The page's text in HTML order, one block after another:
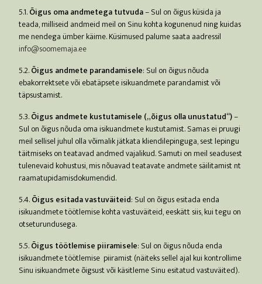
5.1.Õigus oma andmetega tutvuda– Sul on õigus küsida ja
teada, milliseid andmeid meil on Sinu kohta kogunenud ning kuidas
me nendega ümber käime. Küsimused palume saata aadressil
info@soomemaja.ee
5.2.Õigus andmete parandamisele: Sul on õigus nõuda
ebakorrektsete või ebatäpsete isikuandmete parandamist või
täpsustamist.
5.3.Õigus andmete kustutamisele („õigus olla unustatud“)–
Sul on õigus nõuda oma isikuandmete kustutamist. Samas ei pruugi
meil sellisel juhul olla võimalik jätkata kliendilepinguga, sest lepingu
täitmiseks on teatavad andmed vajalikud. Samuti on meil seadusest
tulenevaid kohustusi, mis nõuavad teatavate andmete säilitamist nt
raamatupidamisdokumendid.
5.4.Õigus esitada vastuväiteid: Sul on õigus esitada enda
isikuandmete töötlemise kohta vastuväiteid, eeskätt siis, kui tegu on
otseturundusega.
5.5.Õigus töötlemise piiramisele: Sul on õigus nõuda enda
isikuandmete töötlemise piiramist (näiteks sellel ajal kui kontrollime
Sinu isikuandmete õigsust või käsitleme Sinu esitatud vastuväited).